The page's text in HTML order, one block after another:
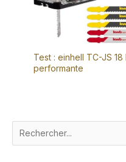
Test : einhell TC-JS
performante